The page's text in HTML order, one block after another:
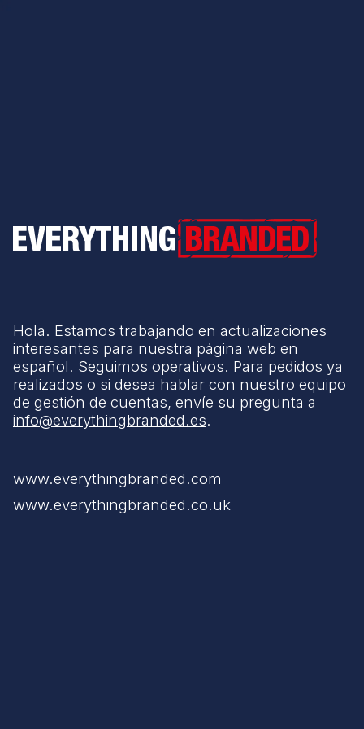
Everything Branded
Hola. Estamos trabajando en actualizaciones
interesantes para nuestra página web en
español. Seguimos operativos. Para pedidos ya
realizados o si desea hablar con nuestro equipo
de gestión de cuentas, envíe su pregunta a
info@everythingbranded.es.
www.everythingbranded.com
www.everythingbranded.co.uk